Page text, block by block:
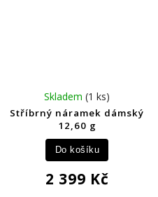
Stříbrný náramek dámský
12,60 g
Skladem(1 ks)
2 399 Kč
Do košíku